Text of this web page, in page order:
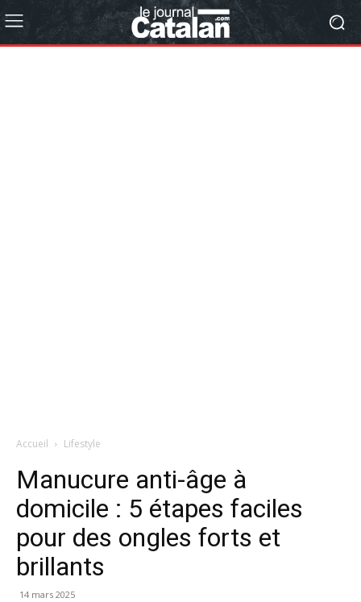
Accueil Lifestyle
Manucure anti-âge à
domicile : 5 étapes faciles
pour des ongles forts et
brillants
14 mars 2025